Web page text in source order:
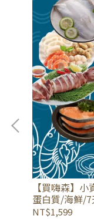
【買嗨森】
蛋白質/海鮮/
NT$1,599